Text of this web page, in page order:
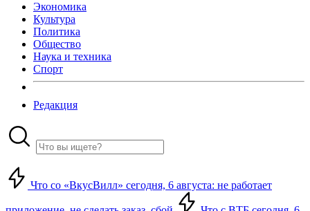
Экономика
Культура
Политика
Общество
Наука и техника
Спорт
Редакция
Что со «ВкусВилл» сегодня, 6 августа: не работает